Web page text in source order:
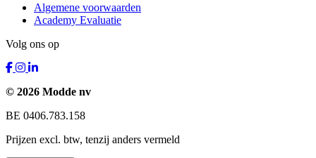
Algemene voorwaarden
Academy Evaluatie
Volg ons op
© 2026 Modde nv
BE 0406.783.158
Prijzen excl. btw, tenzij anders vermeld